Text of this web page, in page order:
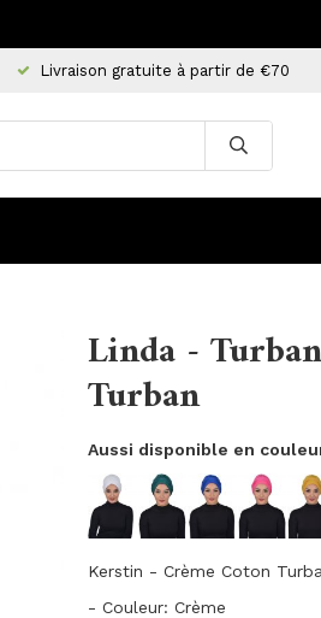
Livraison gratuite à partir de €70
Linda -
Turban
Aussi disponible en
Kerstin - Crème Coton
- Couleur: Crème